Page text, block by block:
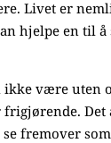
Livet er
hjelpe en til
være uten
fremover